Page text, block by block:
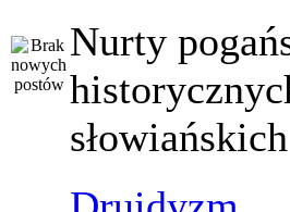
Nurty
słowiańskich